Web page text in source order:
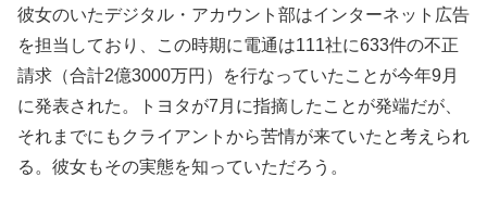
彼女のいたデジタル・アカウント部はインターネット広告
を担当しており、この時期に電通は111社に633件の不正
請求（合計2億3000万円）を行なっていたことが今年9月
に発表された。トヨタが7月に指摘したことが発端だが、
それまでにもクライアントから苦情が来ていたと考えられ
る。彼女もその実態を知っていただろう。